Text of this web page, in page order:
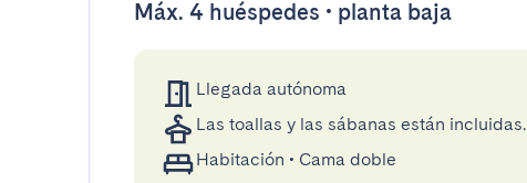
Máx. 4 huéspedes • planta baja
Llegada autónoma
Las toallas y las sábanas están incluidas.
Habitación • Cama doble